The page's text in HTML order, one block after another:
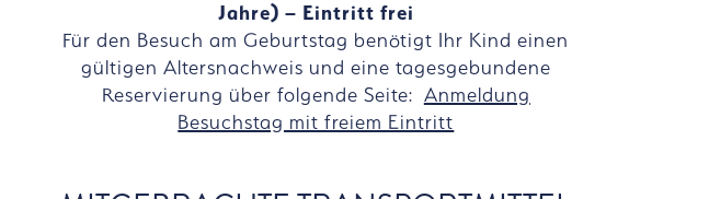
Jahre) – Eintritt frei
Für den Besuch am Geburtstag benötigt Ihr Kind einen
gültigen Altersnachweis und eine tagesgebundene
Reservierung über folgende Seite: Anmeldung
Besuchstag mit freiem Eintritt